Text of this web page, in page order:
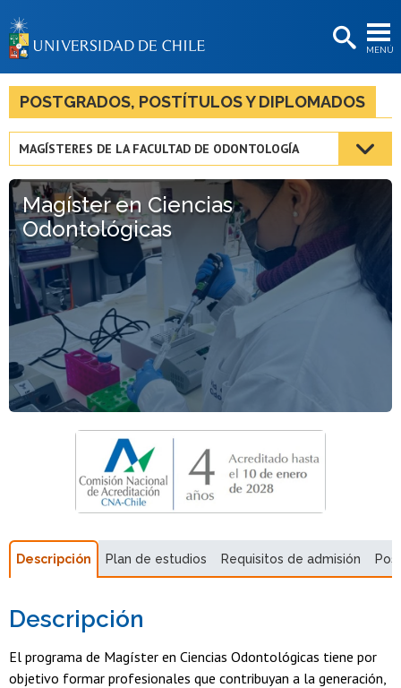
MENÚ
BIBLIOTECAS
LA UNIVERSIDAD
Estudiantes
Académicas/os
Funcionarias/os
Egresadas/os
POSTGRADOS, POSTÍTULOS Y DIPLOMADOS
MAGÍSTERES DE LA FACULTAD DE ODONTOLOGÍA
Magíster en Ciencias
Odontológicas
Descripción Plan de estudios Requisitos de admisión
Descripción
El programa de Magíster en Ciencias Odontológicas tiene por
objetivo formar profesionales que contribuyan a la generación,